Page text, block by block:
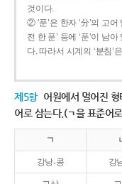
것이다.
② ‘푼’은 한자 ‘分’의 고
전 한 푼’ 등에 ‘푼’이 남
다. 따라서 시계의 ‘분침’
제5항 어원에서 멀어진
어로 삼는다.(ㄱ을 표준어
ㄱ
강낭-콩 강